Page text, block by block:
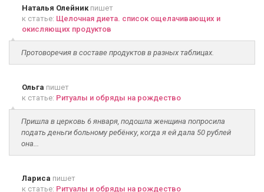
Наталья Олейникпишет
к статье: Щелочная диета. список ощелачивающих и
окисляющих продуктов
Протоворечия в составе продуктов в разных таблицах.
Ольга пишет
к статье: Ритуалы и обряды на рождество
Пришла в церковь 6 января, подошла женщина попросила
подать деньги больному ребёнку, когда я ей дала 50 рублей
она...
Лариса пишет
к статье: Ритуалы и обряды на рождество